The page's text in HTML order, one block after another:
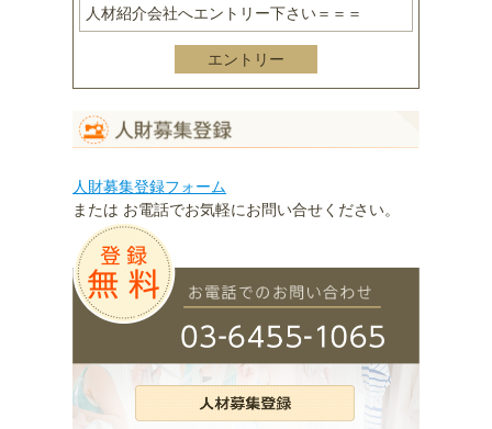
人材紹介会社へエントリー下さい＝＝＝
エントリー
人財募集登録フォーム
または お電話でお気軽にお問い合せください。